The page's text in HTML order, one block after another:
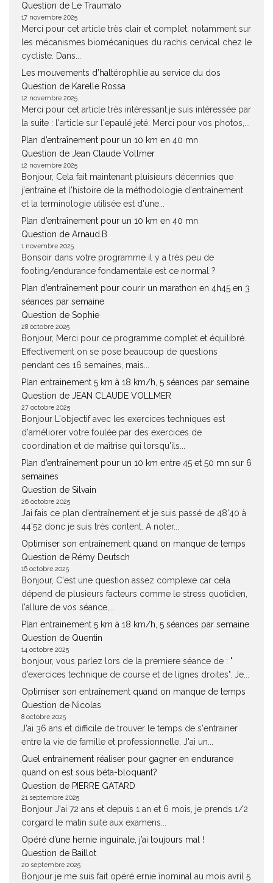
Question de Le Traumato
17 novembre 2025
Merci pour cet article très clair et complet, notamment sur
les mécanismes biomécaniques du rachis cervical chez le
cycliste. Dans...
Les mouvements d’haltérophilie au service du dos
Question de Karelle Rossa
12 novembre 2025
Merci pour cet article très intéressant.je suis intéressée par
la suite : l'article sur l'epaulé jeté. Merci pour vos photos,...
Plan d’entraînement pour un 10 km en 40 mn
Question de Jean Claude Vollmer
12 novembre 2025
Bonjour, Cela fait maintenant pluisieurs décennies que
j'entraîne et l'histoire de la méthodologie d'entraînement
et la terminologie utilisée est d'une...
Plan d’entraînement pour un 10 km en 40 mn
Question de Arnaud.B
1 novembre 2025
Bonsoir dans votre programme il y a très peu de
footing/endurance fondamentale est ce normal ?
Plan d’entraînement pour courir un marathon en 4h45 en 3
séances par semaine
Question de Sophie
28 octobre 2025
Bonjour, Merci pour ce programme complet et équilibré.
Effectivement on se pose beaucoup de questions
pendant ces 16 semaines, mais...
Plan entrainement 5 km à 18 km/h, 5 séances par semaine
Question de JEAN CLAUDE VOLLMER
27 octobre 2025
Bonjour L'objectif avec les exercices techniques est
d'améliorer votre foulée par des exercices de
coordination et de maîtrise qui lorsqu'ils...
Plan d’entraînement pour un 10 km entre 45 et 50 mn sur 6
semaines
Question de Silvain
26 octobre 2025
J’ai fais ce plan d’entraînement et je suis passé de 48’40 à
44’52 donc je suis très content. A noter...
Optimiser son entraînement quand on manque de temps
Question de Rémy Deutsch
16 octobre 2025
Bonjour, C'est une question assez complexe car cela
dépend de plusieurs facteurs comme le stress quotidien,
l'allure de vos séance,...
Plan entrainement 5 km à 18 km/h, 5 séances par semaine
Question de Quentin
14 octobre 2025
bonjour, vous parlez lors de la premiere séance de : "
d’exercices technique de course et de lignes droites". Je...
Optimiser son entraînement quand on manque de temps
Question de Nicolas
8 octobre 2025
J'ai 36 ans et difficile de trouver le temps de s'entrainer
entre la vie de famille et professionnelle. J'ai un...
Quel entrainement réaliser pour gagner en endurance
quand on est sous béta-bloquant?
Question de PIERRE GATARD
21 septembre 2025
Bonjour J'ai 72 ans et depuis 1 an et 6 mois, je prends 1/2
corgard le matin suite aux examens...
Opéré d’une hernie inguinale, j’ai toujours mal !
Question de Baillot
20 septembre 2025
Bonjour je me suis fait opéré ernie înominal au mois avril 5